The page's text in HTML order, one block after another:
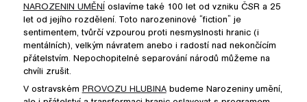
NAROZENIN UMĚNÍ oslavíme také 100 let od vzniku ČSR a 25
let od jejího rozdělení. Toto narozeninové “fiction” je
sentimentem, tvůrčí vzpourou proti nesmyslnosti hranic (i
mentálních), velkým návratem anebo i radostí nad nekončícím
přátelstvím. Nepochopitelné separování národů můžeme na
chvíli zrušit.
V ostravském PROVOZU HLUBINAbudeme Narozeniny umění,